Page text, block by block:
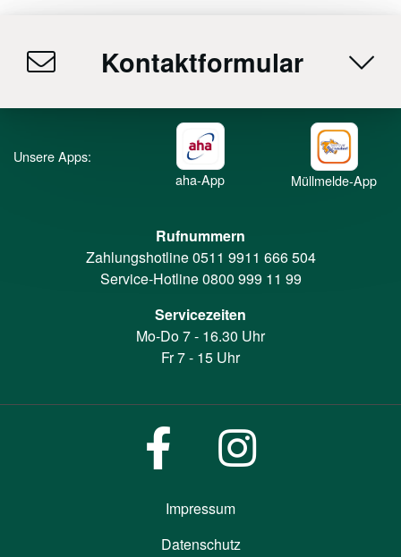
Kontaktformular
Unsere Apps:
aha-App
Müllmelde-App
Rufnummern
Zahlungshotline0511 9911 666 504
Service-Hotline0800 999 11 99
Servicezeiten
Mo-Do 7 - 16.30 Uhr
Fr 7 - 15 Uhr
Impressum
Datenschutz